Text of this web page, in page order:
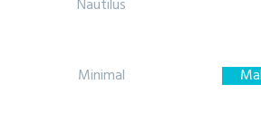
Nautilus
Minimal